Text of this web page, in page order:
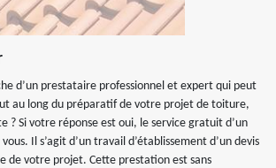
d’un prestataire professionnel et expert qui peut
au long du préparatif de votre projet de toiture,
? Si votre réponse est oui, le service gratuit d’un
Il s’agit d’un travail d’établissement d’un devis
de votre projet. Cette prestation est sans